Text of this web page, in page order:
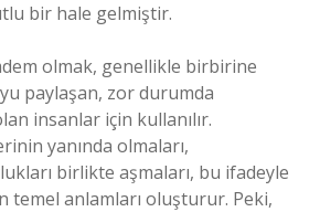
bir hale gelmiştir.
olmak, genellikle birbirine
paylaşan, zor durumda
insanlar için kullanılır.
yanında olmaları,
birlikte aşmaları, bu ifadeyle
temel anlamları oluşturur. Peki,